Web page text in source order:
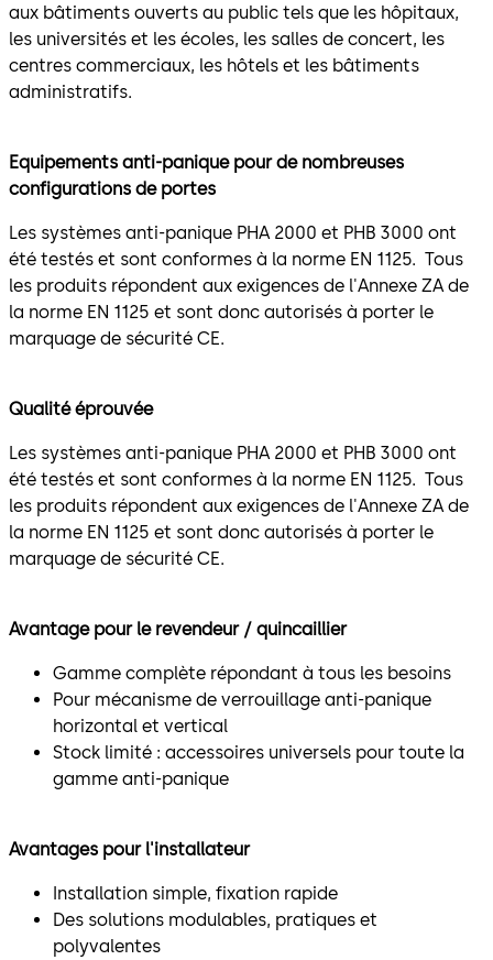
aux bâtiments ouverts au public tels que les hôpitaux,
les universités et les écoles, les salles de concert, les
centres commerciaux, les hôtels et les bâtiments
administratifs.
Equipements anti-panique pour de nombreuses
configurations de portes
Les systèmes anti-panique PHA 2000 et PHB 3000 ont
été testés et sont conformes à la norme EN 1125. Tous
les produits répondent aux exigences de l'Annexe ZA de
la norme EN 1125 et sont donc autorisés à porter le
marquage de sécurité CE.
Qualité éprouvée
Les systèmes anti-panique PHA 2000 et PHB 3000 ont
été testés et sont conformes à la norme EN 1125. Tous
les produits répondent aux exigences de l'Annexe ZA de
la norme EN 1125 et sont donc autorisés à porter le
marquage de sécurité CE.
Avantage pour le revendeur / quincaillier
Gamme complète répondant à tous les besoins
Pour mécanisme de verrouillage anti-panique
horizontal et vertical
Stock limité : accessoires universels pour toute la
gamme anti-panique
Avantages pour l'installateur
Installation simple, fixation rapide
Des solutions modulables, pratiques et
polyvalentes